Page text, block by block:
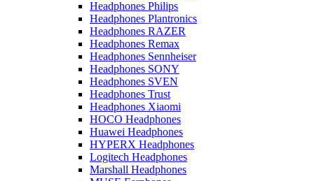
Headphones Philips
Headphones Plantronics
Headphones RAZER
Headphones Remax
Headphones Sennheiser
Headphones SONY
Headphones SVEN
Headphones Trust
Headphones Xiaomi
HOCO Headphones
Huawei Headphones
HYPERX Headphones
Logitech Headphones
Marshall Headphones